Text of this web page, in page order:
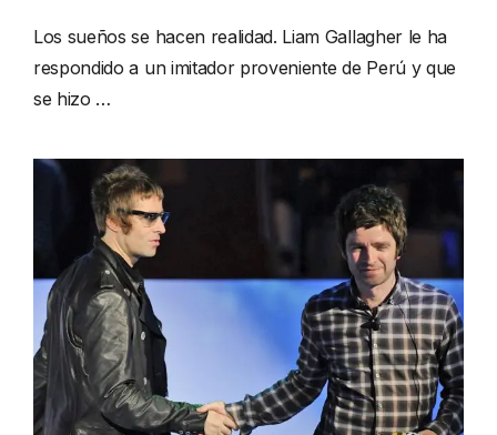
Los sueños se hacen realidad. Liam Gallagher le ha
respondido a un imitador proveniente de Perú y que
se hizo …